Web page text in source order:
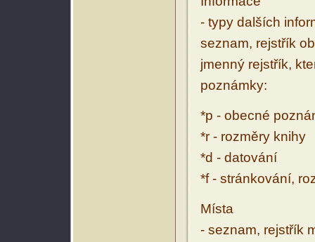
- typy dalších
seznam, rejstřík
jmenný rejstřík,
poznámky:
*p - obecné
*r - rozměry knihy
*d - datování
*f - stránkování,
Místa
- seznam, rejstřík